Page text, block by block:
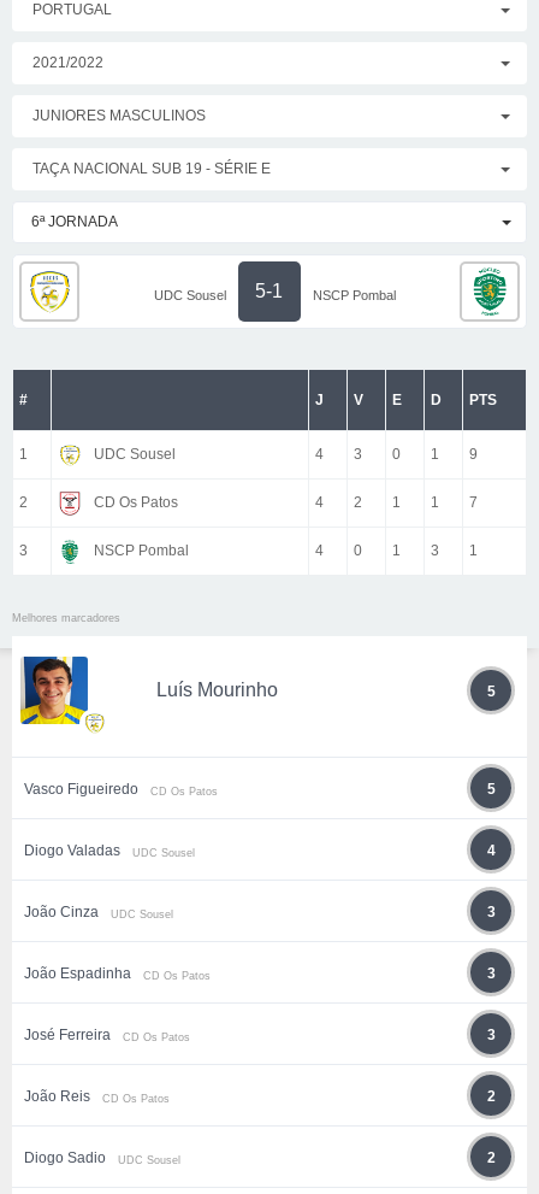
PORTUGAL
2021/2022
JUNIORES MASCULINOS
TAÇA NACIONAL SUB 19 - SÉRIE E
6ª JORNADA
UDC Sousel 5-1 NSCP Pombal
# J V E D PTS
1 UDC Sousel 4 3 0 1 9
2 CD Os Patos 4 2 1 1 7
3 NSCP Pombal 4 0 1 3 1
Melhores marcadores
Luís Mourinho 5
Vasco Figueiredo CD Os Patos 5
Diogo Valadas UDC Sousel 4
João Cinza UDC Sousel 3
João Espadinha CD Os Patos 3
José Ferreira CD Os Patos 3
João Reis CD Os Patos 2
Diogo Sadio UDC Sousel 2